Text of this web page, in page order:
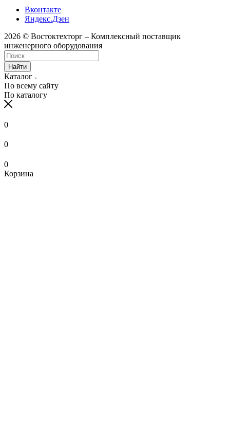
Вконтакте
Яндекс.Дзен
2026 © Востоктехторг – Комплексный поставщик
инженерного оборудования
Найти
Каталог
По всему сайту
По каталогу
0
0
0
Корзина